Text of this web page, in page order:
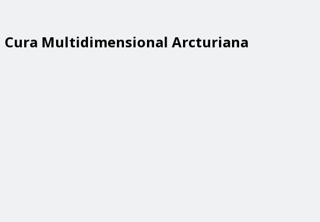
Cura Multidimensional Arcturiana